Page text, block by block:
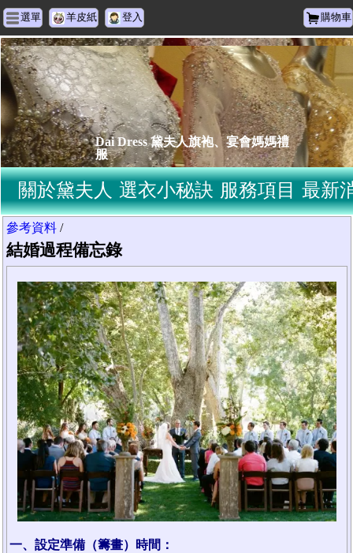
選單 羊皮紙 登入 購物車
Dai Dress 黛夫人旗袍、宴會媽媽禮
服
關於黛夫人 選衣小秘訣 服務項目 最新
參考資料 /
結婚過程備忘錄
一、設定準備（籌畫）時間：